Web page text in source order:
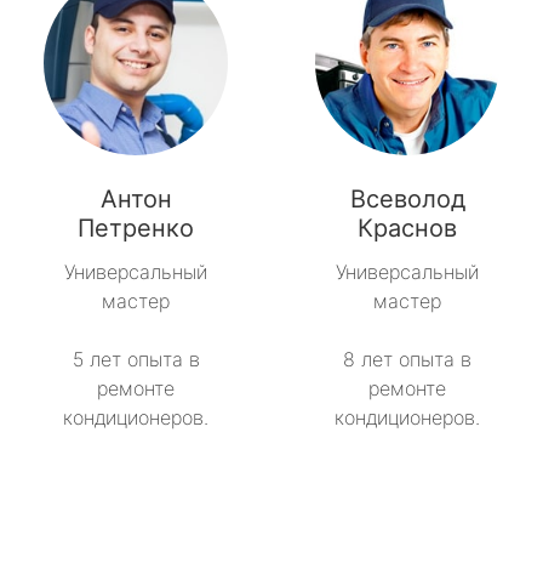
Антон
Петренко
Универсальный
мастер
5 лет опыта в
ремонте
кондиционеров.
Всеволод
Краснов
Универсальный
мастер
8 лет опыта в
ремонте
кондиционеров.